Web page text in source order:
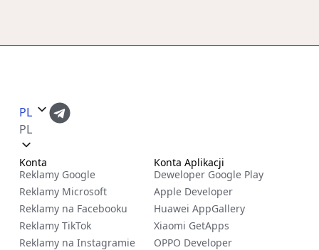
PL
PL
Konta
Reklamy Google
Reklamy Microsoft
Reklamy na Facebooku
Reklamy TikTok
Reklamy na Instagramie
Konta Aplikacji
Deweloper Google Play
Apple Developer
Huawei AppGallery
Xiaomi GetApps
OPPO Developer